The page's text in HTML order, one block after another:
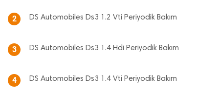
2 DS Automobiles Ds3 1.2 Vti Periyodik Bakım
3 DS Automobiles Ds3 1.4 Hdi Periyodik Bakım
4 DS Automobiles Ds3 1.4 Vti Periyodik Bakım